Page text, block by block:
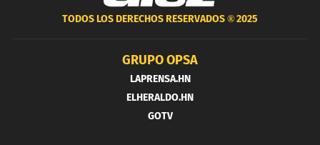
TODOS LOS DERECHOS RESERVADOS ®2025
GRUPO OPSA
LAPRENSA.HN
ELHERALDO.HN
GOTV